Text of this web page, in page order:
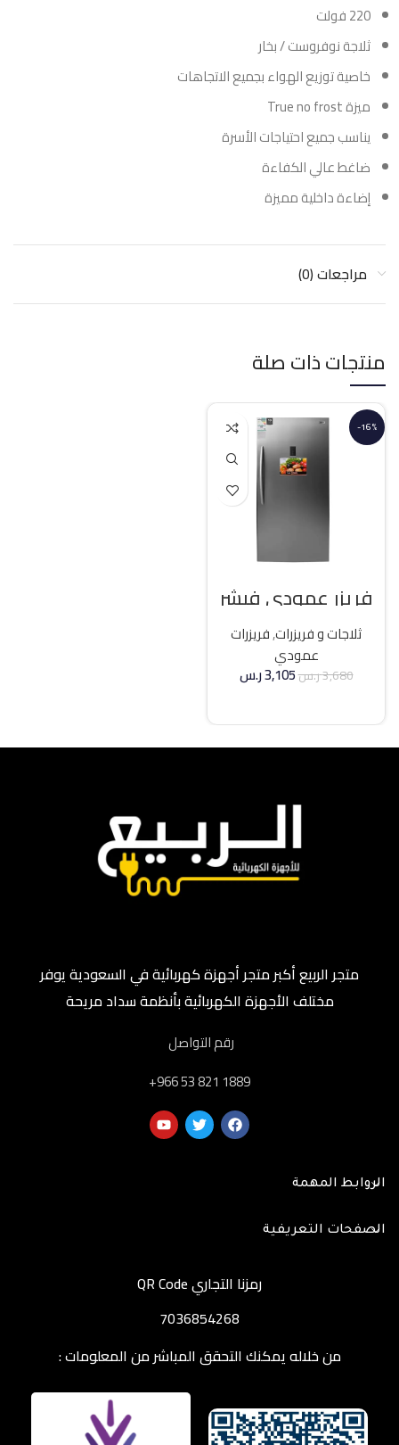
220 فولت
ثلاجة نوفروست / بخار
خاصية توزيع الهواء بجميع الاتجاهات
ميزة True no frost
يناسب جميع احتياجات الأسرة
ضاغط عالي الكفاءة
إضاءة داخلية مميزة
مراجعات (0)
منتجات ذات صلة
-16%
فريزر عمودي فيشر
21 قدم انفرتر – فضي
ثلاجات و فريزرات,فريزرات
عمودي
3,680ر.س3,105ر.س
متجر الربيع أكبر متجر أجهزة كهربائية في السعودية يوفر
مختلف الأجهزة الكهربائية بأنظمة سداد مريحة
رقم التواصل
‎+966 53 821 1889
الروابط المهمة
الصفحات التعريفية
رمزنا التجاري QR Code
7036854268
من خلاله يمكنك التحقق المباشر من المعلومات :